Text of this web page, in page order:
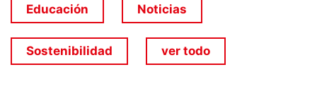
Educación Noticias
Sostenibilidad ver todo